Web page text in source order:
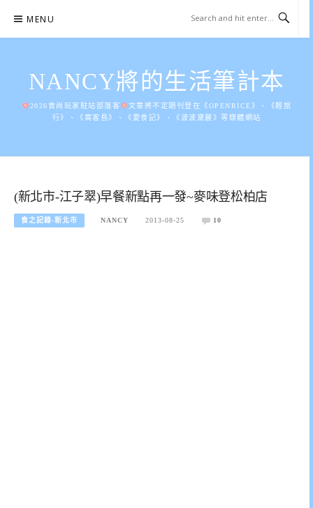
content
MENU
NANCY將的生活筆計本
2026食尚玩家駐站部落客
文章將不定期刊登在《OPENRICE》、《輕旅
行》、《窩客島》、《愛食記》、《波波黛麗》等媒體網站
(新北市-江子翠)早餐新點再一發~麥味登松柏店
食之記錄-新北市 NANCY 2013-08-25 10